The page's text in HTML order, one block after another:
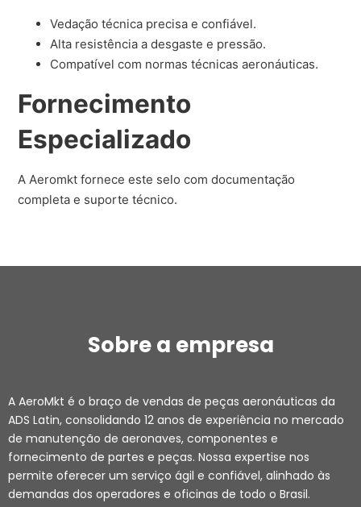
Vedação técnica precisa e confiável.
Alta resistência a desgaste e pressão.
Compatível com normas técnicas aeronáuticas.
Fornecimento
Especializado
A Aeromkt fornece este selo com documentação
completa e suporte técnico.
Sobre a empresa
A AeroMkt é o braço de vendas de peças aeronáuticas da
ADS Latin, consolidando 12 anos de experiência no mercado
de manutenção de aeronaves, componentes e
fornecimento de partes e peças. Nossa expertise nos
permite oferecer um serviço ágil e confiável, alinhado às
demandas dos operadores e oficinas de todo o Brasil.